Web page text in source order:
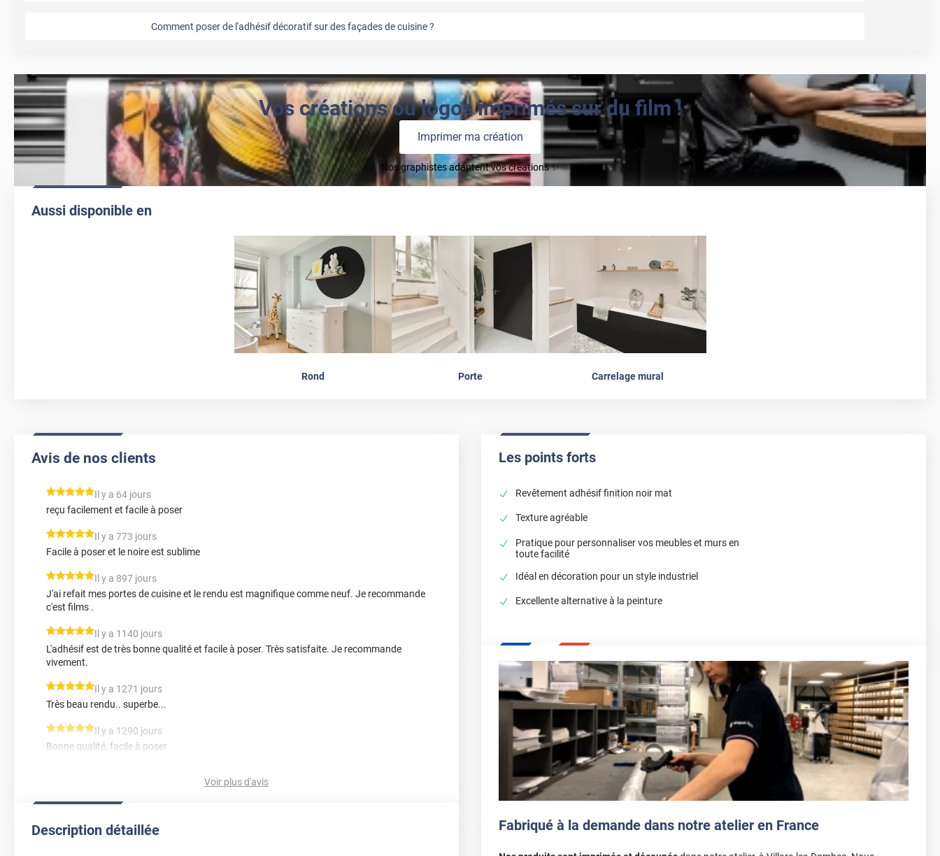
Comment poser de l'adhésif décoratif sur des façades de cuisine ?
Vos créations ou logos imprimés sur du film !
Imprimer ma création
Nos graphistes adaptent vos créations ✨
Aussi disponible en
Rond Porte Carrelage mural
Avis de nos clients
*****
Il y a 64 jours
reçu facilement et facile à poser
*****
Il y a 773 jours
Facile à poser et le noire est sublime
*****
Il y a 897 jours
J'ai refait mes portes de cuisine et le rendu est magnifique comme neuf. Je recommande
c'est films .
*****
Il y a 1140 jours
L'adhésif est de très bonne qualité et facile à poser. Très satisfaite. Je recommande
vivement.
*****
Il y a 1271 jours
Très beau rendu.. superbe...
*****
Il y a 1290 jours
Bonne qualité, facile à poser
Parfait pour Covering cuisine, facile à poser et solide !
Conforme à la description et de bonne qualité
Voir plus d'avis
Description détaillée
Les points forts
Revêtement adhésif finition noir mat
Texture agréable
Pratique pour personnaliser vos meubles et murs en
toute facilité
Idéal en décoration pour un style industriel
Excellente alternative à la peinture
Fabriqué à la demande dans notre atelier en France